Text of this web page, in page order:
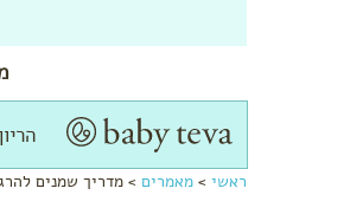
הריון
ראשי > מאמרים > מדריך שמנים